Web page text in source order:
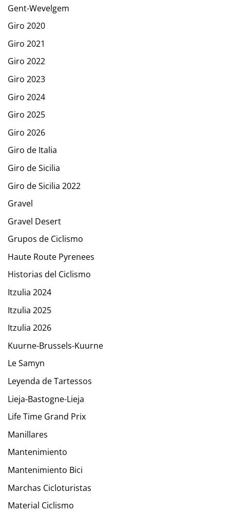
Gent-Wevelgem
Giro 2020
Giro 2021
Giro 2022
Giro 2023
Giro 2024
Giro 2025
Giro 2026
Giro de Italia
Giro de Sicilia
Giro de Sicilia 2022
Gravel
Gravel Desert
Grupos de Ciclismo
Haute Route Pyrenees
Historias del Ciclismo
Itzulia 2024
Itzulia 2025
Itzulia 2026
Kuurne-Brussels-Kuurne
Le Samyn
Leyenda de Tartessos
Lieja-Bastogne-Lieja
Life Time Grand Prix
Manillares
Mantenimiento
Mantenimiento Bici
Marchas Cicloturistas
Material Ciclismo